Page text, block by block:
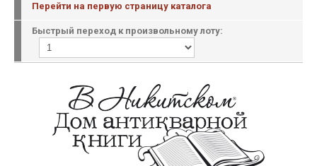
Перейти на первую страницу каталога
Быстрый переход к произвольному лоту: